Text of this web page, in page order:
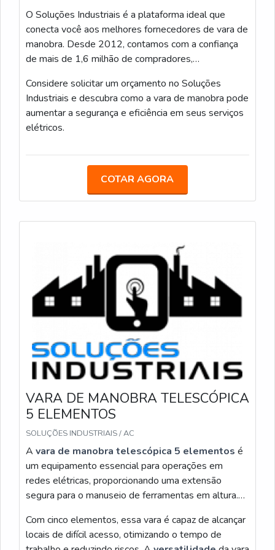
bolsa rígida evita amassados e preserva alinhamento.
Quando trabalho com equipes, padronizo comunicação
sobre limitações de carga: o peso influencia
capacidade de alcance e estabilidade, por isso uso
manter performance alta.
Cheque de travas e cliques antes de cada uso
Lubrificação leve e inspeção quinzenal
peso por seção
Pequenas verificações pré-uso reduzem falhas em
campo e preservam precisão de alcance.
Adoto rotina de inspeção, registro e armazenagem
manobra telescópica 12 metros e garantir segurança
CONCLUSÃO
Eu avalio que a vara de manobra telescópica 12
metros reúne alcance e controle para operações
críticas, entregando resistência e modularidade que
impactam diretamente segurança, compatibilidade
com acessórios e economia de tempo em campo.
DECISÃO PRÁTICA ALÉM DAS ESPECIFICAÇÕES
Ao considerar compra, eu priorizo três vetores:
segurança estrutural, compatibilidade com encaixes
comuns e facilidade de manutenção. A informação
técnica sobre carga máxima e material compõe a
base; a informação operacional — como travas e
empunhadura — determina uso diário. Em testes, uma
vara 12 metros com ponta isolada reduz risco
eletrocutivo e simplifica procedimentos de trabalho
em altura.
proteção ao profissional durante a realização de
manutenções e intervenções em instalação.
O Soluções Industriais é a plataforma ideal que
conecta você aos melhores fornecedores de vara de
manobra. Desde 2012, contamos com a confiança
de mais de 1,6 milhão de compradores,
para atender às suas necessidades industriais.
Considere solicitar um orçamento no Soluções
Industriais e descubra como a vara de manobra pode
aumentar a segurança e eficiência em seus serviços
elétricos.
COTAR AGORA
VARA DE MANOBRA TELESCÓPICA
5 ELEMENTOS
SOLUÇÕES INDUSTRIAIS / AC
A vara de manobra telescópica 5 elementos é
um equipamento essencial para operações em
redes elétricas, proporcionando uma extensão
segura para o manuseio de ferramentas em altura.
manuseio, garantindo eficiência e segurança
durante os trabalhos.
Com cinco elementos, essa vara é capaz de alcançar
locais de difícil acesso, otimizando o tempo de